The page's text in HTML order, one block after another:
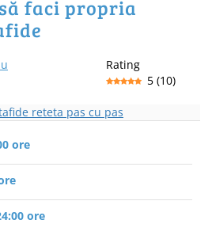
faci propria
Rating
5 (10)
ore
ore